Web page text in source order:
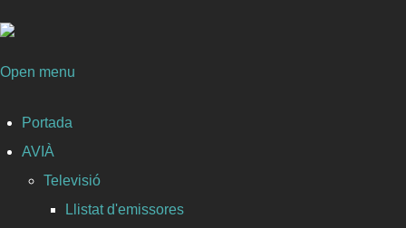
Open menu
Portada
AVIÀ
Televisió
Llistat d'emissores